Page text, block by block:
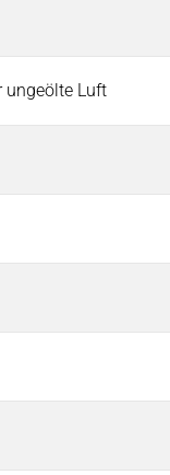
ungeölte Luft